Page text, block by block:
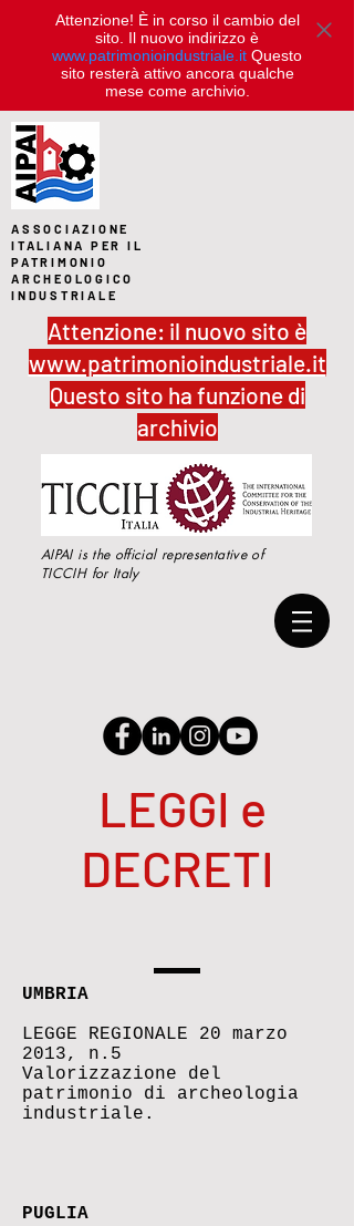
Attenzione! È in corso il cambio del
sito. Il nuovo indirizzo è
www.patrimonioindustriale.it Questo
sito resterà attivo ancora qualche
mese come archivio.
ASSOCIAZIONE
ITALIANA PER IL
PATRIMONIO
ARCHEOLOGICO
INDUSTRIALE
Attenzione: il nuovo sito è
www.patrimonioindustriale.it
Questo sito ha funzione di
archivio
AIPAI is the official representative of
TICCIH for Italy
LEGGI e
DECRETI
UMBRIA
LEGGE REGIONALE 20 marzo
2013, n.5
Valorizzazione del
patrimonio di archeologia
industriale.
PUGLIA